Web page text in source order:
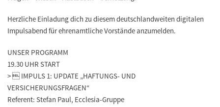
Herzliche Einladung dich zu diesem deutschlandweiten digitalen
Impulsabend für ehrenamtliche Vorstände anzumelden.
UNSER PROGRAMM
19.30 UHR START
>  IMPULS 1: UPDATE „HAFTUNGS- UND
VERSICHERUNGSFRAGEN“
Referent: Stefan Paul, Ecclesia-Gruppe